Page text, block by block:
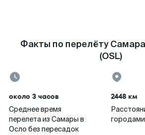
Факты по перелёту
(OSL)
около 3 часов
Среднее время
перелета из Самары в
Осло без пересадок
2448 км
городами